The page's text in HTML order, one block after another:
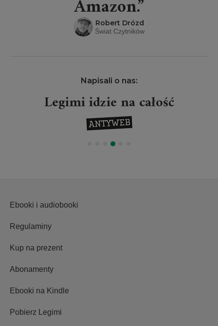
Amazon.”
Robert Drózd
Świat Czytników
Napisali o nas:
Legimi idzie na całość
Ebooki i audiobooki
Regulaminy
Kup na prezent
Abonamenty
Ebooki na Kindle
Pobierz Legimi